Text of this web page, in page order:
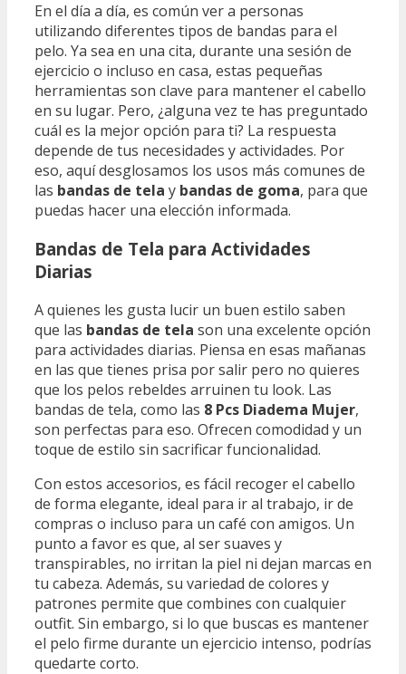
En el día a día, es común ver a personas
utilizando diferentes tipos de bandas para el
pelo. Ya sea en una cita, durante una sesión de
ejercicio o incluso en casa, estas pequeñas
herramientas son clave para mantener el cabello
en su lugar. Pero, ¿alguna vez te has preguntado
cuál es la mejor opción para ti? La respuesta
depende de tus necesidades y actividades. Por
eso, aquí desglosamos los usos más comunes de
las bandas de tela y bandas de goma, para que
puedas hacer una elección informada.
Bandas de Tela para Actividades
Diarias
A quienes les gusta lucir un buen estilo saben
que las bandas de tela son una excelente opción
para actividades diarias. Piensa en esas mañanas
en las que tienes prisa por salir pero no quieres
que los pelos rebeldes arruinen tu look. Las
bandas de tela, como las 8 Pcs Diadema Mujer,
son perfectas para eso. Ofrecen comodidad y un
toque de estilo sin sacrificar funcionalidad.
Con estos accesorios, es fácil recoger el cabello
de forma elegante, ideal para ir al trabajo, ir de
compras o incluso para un café con amigos. Un
punto a favor es que, al ser suaves y
transpirables, no irritan la piel ni dejan marcas en
tu cabeza. Además, su variedad de colores y
patrones permite que combines con cualquier
outfit. Sin embargo, si lo que buscas es mantener
el pelo firme durante un ejercicio intenso, podrías
quedarte corto.